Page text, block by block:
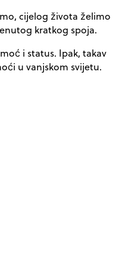
cijelog života želimo
kratkog spoja.
i status. Ipak, takav
u vanjskom svijetu.